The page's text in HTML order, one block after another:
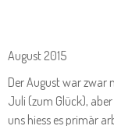
August 2015
Der August war zwar
Juli (zum Glück),
uns hiess es primär